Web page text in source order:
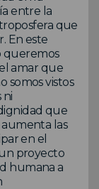
entre la
que
En este
queremos
amar que
somos vistos
ni
que
las
en el
proyecto
humana a